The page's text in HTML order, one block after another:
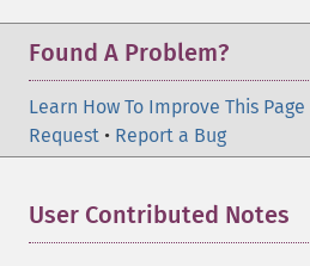
Found A Problem?
Learn How To Improve This Page
Request • Report a Bug
User Contributed Notes